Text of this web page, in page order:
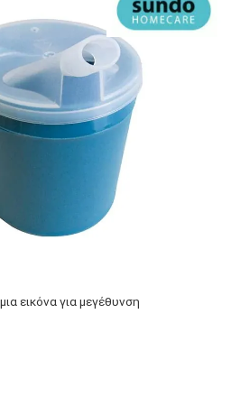
εικόνα για μεγέθυνση